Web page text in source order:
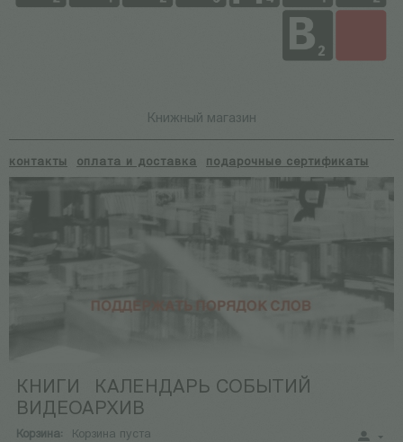
Книжный магазин
контакты оплата и доставка подарочные сертификаты
КНИГИ
КАЛЕНДАРЬ СОБЫТИЙ
ВИДЕОАРХИВ
Корзина: Корзина пуста